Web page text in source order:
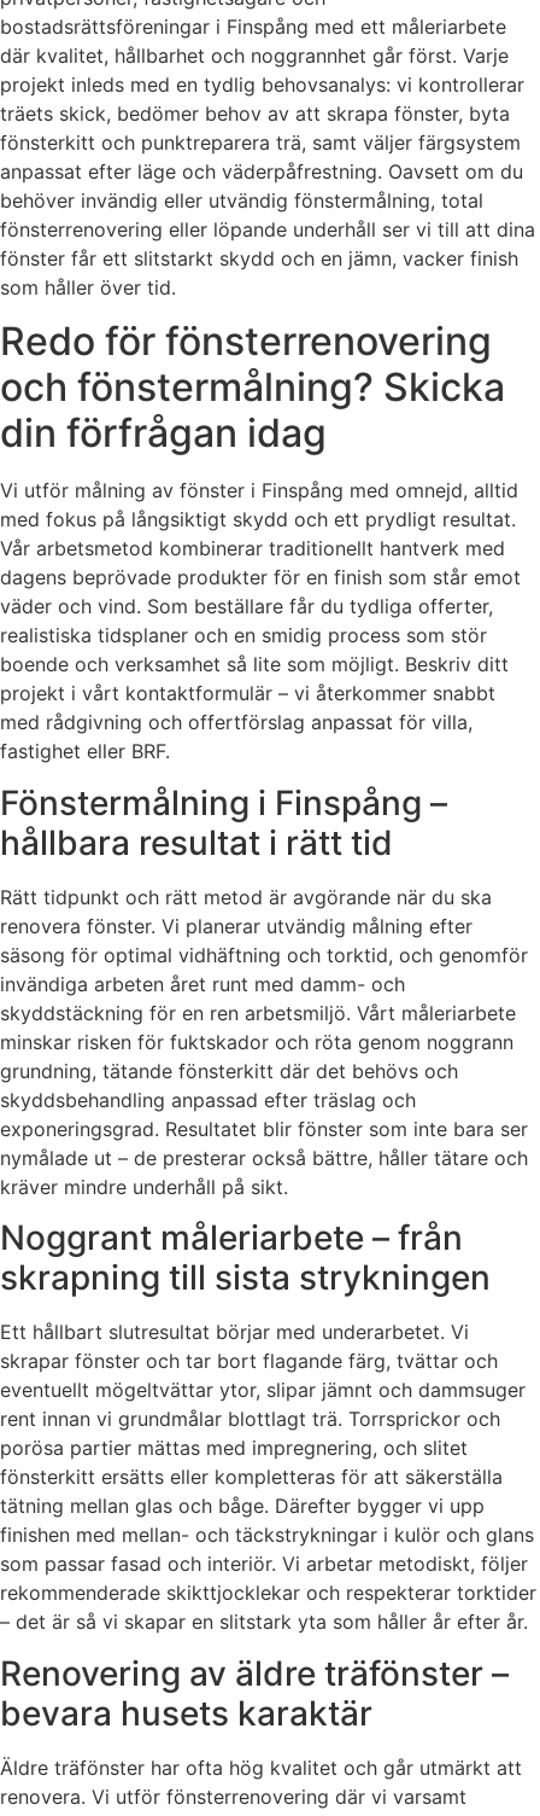
bostadsrättsföreningar i Finspång med ett måleriarbete
där kvalitet, hållbarhet och noggrannhet går först. Varje
projekt inleds med en tydlig behovsanalys: vi kontrollerar
träets skick, bedömer behov av att skrapa fönster, byta
fönsterkitt och punktreparera trä, samt väljer färgsystem
anpassat efter läge och väderpåfrestning. Oavsett om du
behöver invändig eller utvändig fönstermålning, total
fönsterrenovering eller löpande underhåll ser vi till att dina
fönster får ett slitstarkt skydd och en jämn, vacker finish
som håller över tid.
Redo för fönsterrenovering
och fönstermålning? Skicka
din förfrågan idag
Vi utför målning av fönster i Finspång med omnejd, alltid
med fokus på långsiktigt skydd och ett prydligt resultat.
Vår arbetsmetod kombinerar traditionellt hantverk med
dagens beprövade produkter för en finish som står emot
väder och vind. Som beställare får du tydliga offerter,
realistiska tidsplaner och en smidig process som stör
boende och verksamhet så lite som möjligt. Beskriv ditt
projekt i vårt kontaktformulär – vi återkommer snabbt
med rådgivning och offertförslag anpassat för villa,
fastighet eller BRF.
Fönstermålning i Finspång –
hållbara resultat i rätt tid
Rätt tidpunkt och rätt metod är avgörande när du ska
renovera fönster. Vi planerar utvändig målning efter
säsong för optimal vidhäftning och torktid, och genomför
invändiga arbeten året runt med damm- och
skyddstäckning för en ren arbetsmiljö. Vårt måleriarbete
minskar risken för fuktskador och röta genom noggrann
grundning, tätande fönsterkitt där det behövs och
skyddsbehandling anpassad efter träslag och
exponeringsgrad. Resultatet blir fönster som inte bara ser
nymålade ut – de presterar också bättre, håller tätare och
kräver mindre underhåll på sikt.
Noggrant måleriarbete – från
skrapning till sista strykningen
Ett hållbart slutresultat börjar med underarbetet. Vi
skrapar fönster och tar bort flagande färg, tvättar och
eventuellt mögeltvättar ytor, slipar jämnt och dammsuger
rent innan vi grundmålar blottlagt trä. Torrsprickor och
porösa partier mättas med impregnering, och slitet
fönsterkitt ersätts eller kompletteras för att säkerställa
tätning mellan glas och båge. Därefter bygger vi upp
finishen med mellan- och täckstrykningar i kulör och glans
som passar fasad och interiör. Vi arbetar metodiskt, följer
rekommenderade skikttjocklekar och respekterar torktider
– det är så vi skapar en slitstark yta som håller år efter år.
Renovering av äldre träfönster –
bevara husets karaktär
Äldre träfönster har ofta hög kvalitet och går utmärkt att
renovera. Vi utför fönsterrenovering där vi varsamt